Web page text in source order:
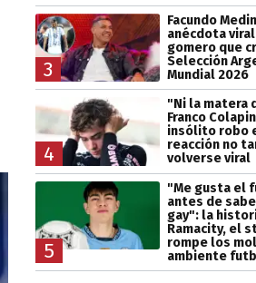
3
Facundo
anécdota viral
gomero que
Selección
Mundial 2026
4
"Ni la matera
Franco
insólito robo
reacción no
volverse viral
5
"Me gusta el
antes de
gay": la
Ramacity, el
rompe los
ambiente